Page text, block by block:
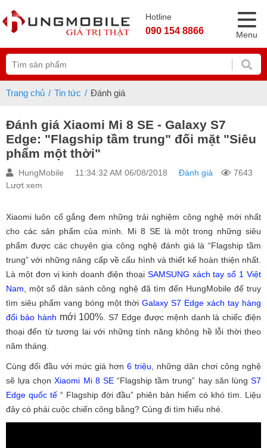
Hotline
090 154 8866 Menu
Trang chủ Tin tức Đánh giá
Đánh giá Xiaomi Mi 8 SE - Galaxy S7
Edge: "Flagship tầm trung" đối mặt "Siêu
phẩm một thời"
HungMobile 11:34:32 AM 06/08/2018 Đánh giá
7643
Lượt xem
Xiaomi luôn cố gắng đem những trải nghiệm công nghệ mới nhất
cho các sản phẩm của mình. Mi 8 SE là một trong những siêu
phẩm được các chuyên gia công nghệ đánh giá là “Flagship tầm
trung” với những nâng cấp về cấu hình và thiết kế hoàn thiện nhất.
Là một đơn vị kinh doanh điện thoại SAMSUNG xách tay số 1 Việt
Nam , một số dân sành công nghệ đã tìm đến HungMobile đểtruy
tìm siêu phẩm vang bóng một thời Galaxy S7 Edge xách tay hàng
đổi bảo hành mới 100% . S7 Edge được mệnh danh là chiếc điện
thoại đến từ tương lai với những tính năng không hề lỗi thời theo
năm tháng.
Cùng đối đầu với mức giá hơn 6 triệu , những dân chơi công nghệ
sẽ lựa chọnXiaomi Mi 8 SE“Flagship tầm trung” hay săn lùngS7
Edge quốc tế “ Flagship đời đầu” phiên bản hiếm có khó tìm. Liệu
đây có phải cuộc chiến công bằng? Cùng đi tìm hiểu nhé.